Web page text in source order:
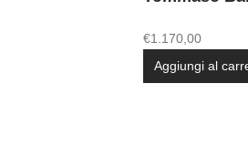
€1.170,00
Aggiungi al